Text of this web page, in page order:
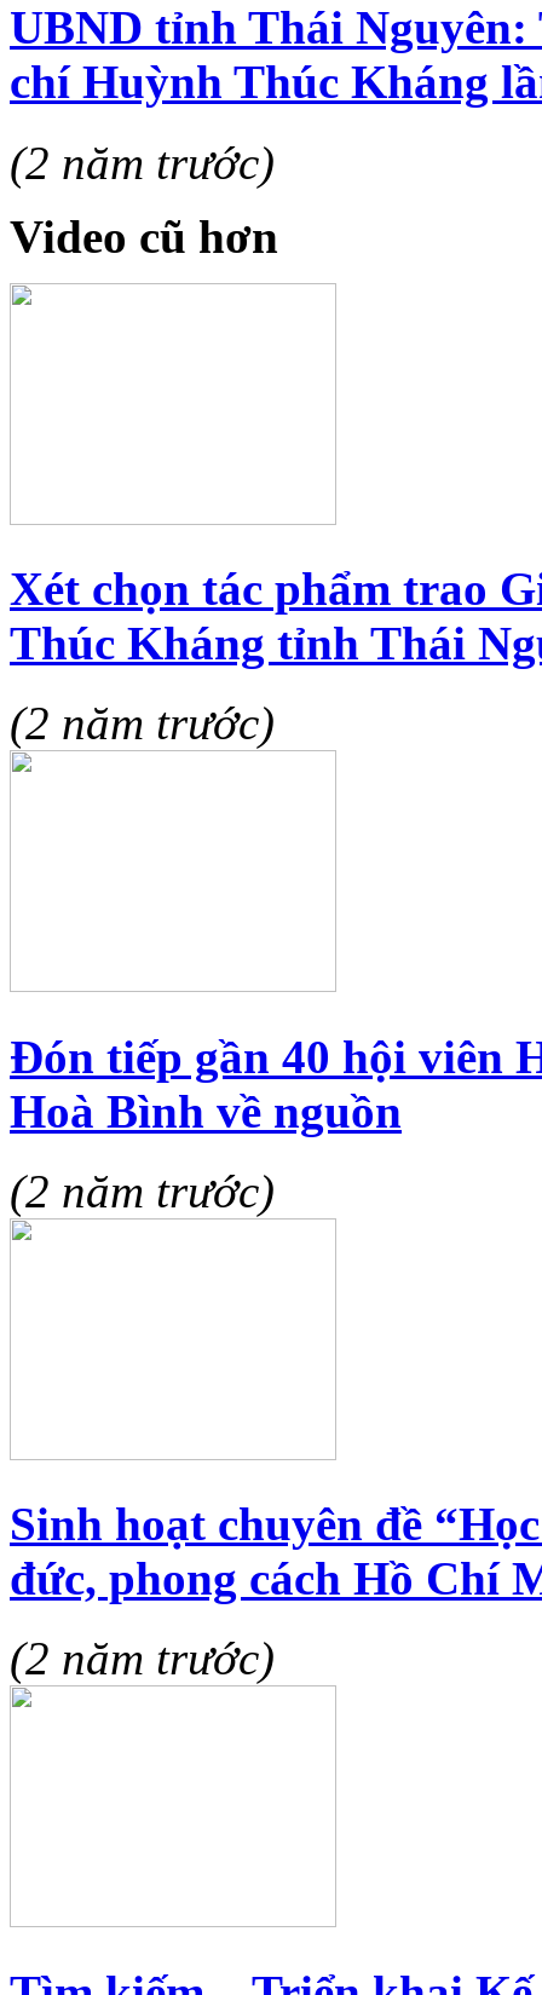
UBND tỉnh Thái
chí Huỳnh Thúc Kháng
(2 năm trước)
Video cũ hơn
Xét chọn tác phẩm trao
Thúc Kháng tỉnh Thái
(2 năm trước)
Đón tiếp gần 40 hội viên
Hoà Bình về nguồn
(2 năm trước)
Sinh hoạt chuyên đề
đức, phong cách Hồ Chí
(2 năm trước)